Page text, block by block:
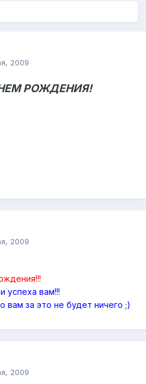
2009
РОЖДЕНИЯ!
2009
успеха вам!!!
вам за это не будет ничего ;)
2009